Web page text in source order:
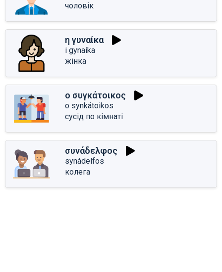
чоловік
η γυναίκα
i gynaíka
жінка
ο συγκάτοικος
o synkátoikos
сусід по кімнаті
συνάδελφος
synádelfos
колега